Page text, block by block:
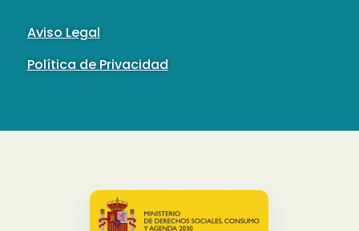
Aviso Legal
Política de Privacidad